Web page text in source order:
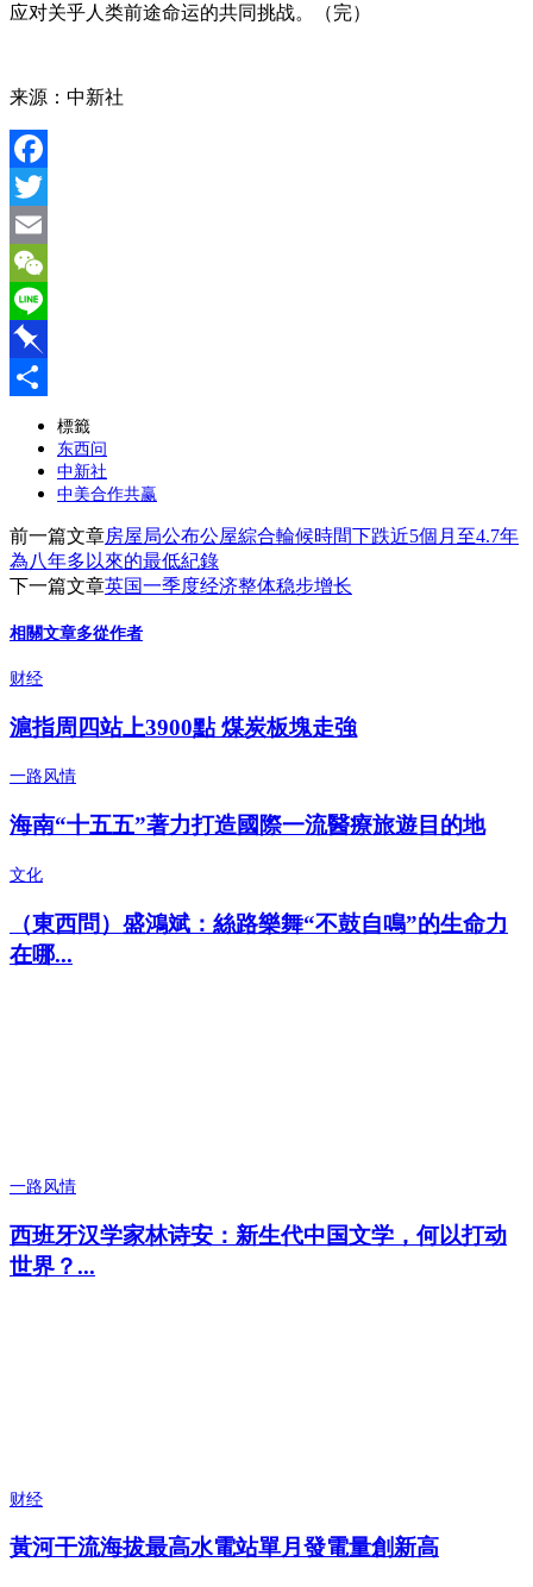
应对关乎人类前途命运的共同挑战。（完）
来源：中新社
Facebook
Twitter
Email
WeChat
Line
Pinboard
標籤
东西问
中新社
中美合作共赢
前一篇文章房屋局公布公屋綜合輪候時間下跌近5個月至4.7年
為八年多以來的最低紀錄
下一篇文章英国一季度经济整体稳步增长
相關文章多從作者
财经
滬指周四站上3900點 煤炭板塊走強
一路风情
海南“十五五”著力打造國際一流醫療旅遊目的地
文化
（東西問）盛鴻斌：絲路樂舞“不鼓自鳴”的生命力
在哪...
一路风情
西班牙汉学家林诗安：新生代中国文学，何以打动
世界？...
财经
黃河干流海拔最高水電站單月發電量創新高